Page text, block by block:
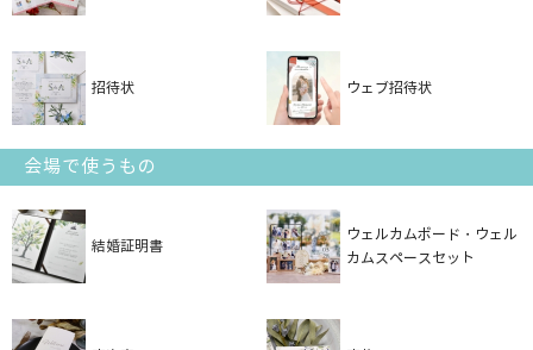
招待状 ウェブ招待状
会場で使うもの
結婚証明書
ウェルカムボード・ウェル
カムスペースセット